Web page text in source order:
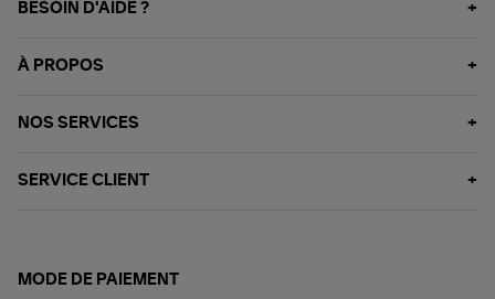
BESOIN D'AIDE ?
À PROPOS
NOS SERVICES
SERVICE CLIENT
MODE DE PAIEMENT